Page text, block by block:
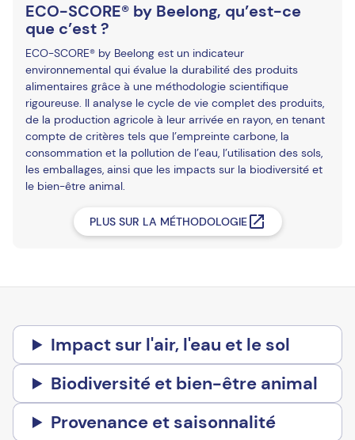
ECO-SCORE® by Beelong, qu’est-ce
que c’est ?
ECO-SCORE® by Beelong est un indicateur
environnemental qui évalue la durabilité des produits
alimentaires grâce à une méthodologie scientifique
rigoureuse. Il analyse le cycle de vie complet des produits,
de la production agricole à leur arrivée en rayon, en tenant
compte de critères tels que l’empreinte carbone, la
consommation et la pollution de l’eau, l’utilisation des sols,
les emballages, ainsi que les impacts sur la biodiversité et
le bien-être animal.
PLUS SUR LA MÉTHODOLOGIE
Impact sur l'air, l'eau et le sol
Biodiversité et bien-être animal
Provenance et saisonnalité